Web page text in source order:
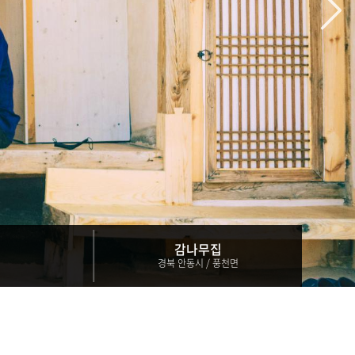
감나무집
경북 안동시 / 풍천면